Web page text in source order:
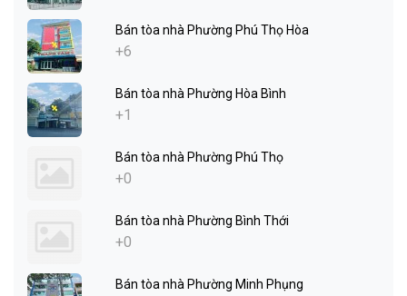
Bán tòa nhà Phường Phú Thọ Hòa
+6
Bán tòa nhà Phường Hòa Bình
+1
Bán tòa nhà Phường Phú Thọ
+0
Bán tòa nhà Phường Bình Thới
+0
Bán tòa nhà Phường Minh Phụng